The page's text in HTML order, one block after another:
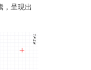
，呈現出